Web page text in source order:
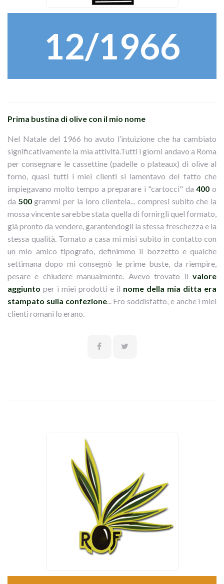
12/1966
Prima bustina di olive con il mio nome
Nel Natale del 1966 ho avuto l’intuizione che ha cambiato
significativamente la mia attività.Tutti i giorni andavo a Roma
per consegnare le cassettine (padelle o plateaux) di olive al
forno, quasi tutti i miei clienti si lamentavo del fatto che
impiegavano molto tempo a preparare i "cartocci" da400 o
da 500grammi per la loro clientela... compresi subito che la
mossa vincente sarebbe stata quella di fornirgli quel formato,
già pronto da vendere, garantendogli la stessa freschezza e la
stessa qualità. Tornato a casa mi misi subito in contatto con
un mio amico tipografo, definimmo il bozzetto e qualche
settimana dopo mi consegnò le prime buste, da riempire,
pesare e chiudere manualmente. Avevo trovato il valore
aggiunto per i miei prodotti e il nome della mia ditta era
stampato sulla confezione... Ero soddisfatto, e anche i miei
clienti romani lo erano.